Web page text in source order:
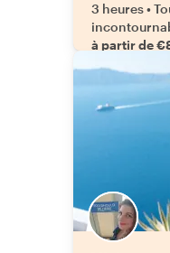
3 heures•
à partir de